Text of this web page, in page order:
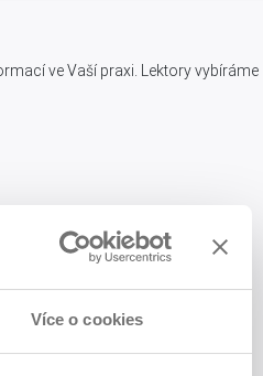
Více o cookies
ve Vaší praxi. Lektory vybíráme
téma.
nebo konzultace).